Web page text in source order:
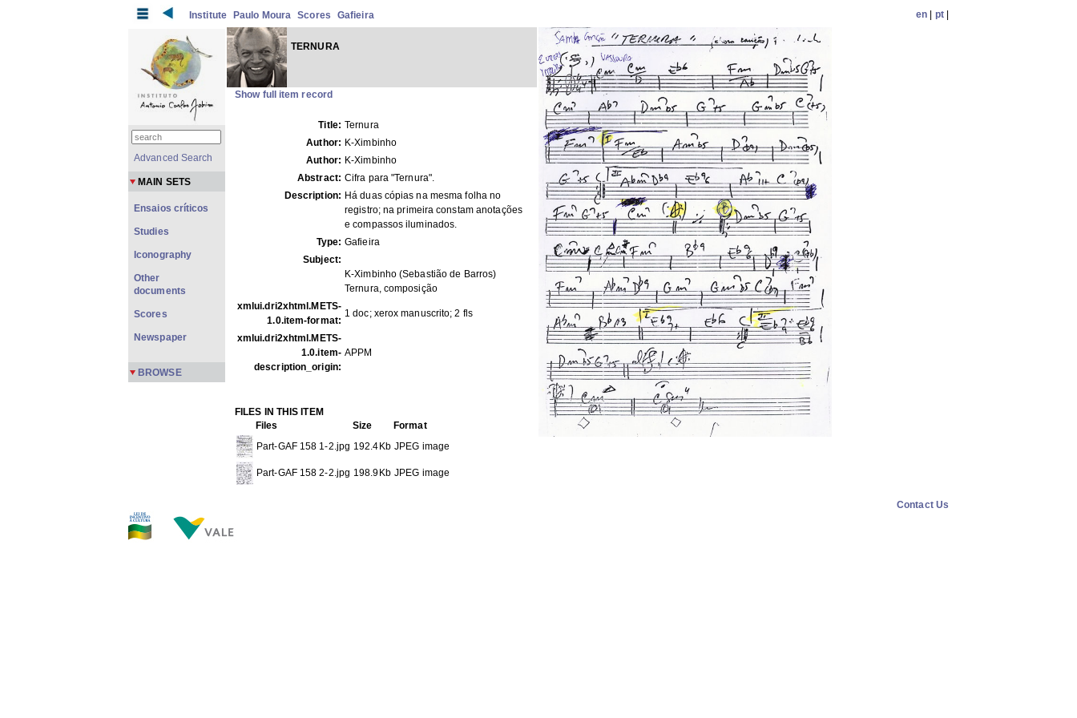
Institute Paulo Moura Scores Gafieira en pt|
TERNURA
Show full item record
Title: Ternura
Author: K-Ximbinho
Author: K-Ximbinho
Abstract: Cifra para "Ternura".
Description: Há duas cópias na mesma folha no
registro; na primeira constam anotações
e compassos iluminados.
Type: Gafieira
Subject:
K-Ximbinho (Sebastião de Barros)
Ternura, composição
xmlui.dri2xhtml.METS-
1.0.item-format:
1 doc; xerox manuscrito; 2 fls
xmlui.dri2xhtml.METS-
1.0.item-
description_origin:
APPM
FILES IN THIS ITEM
Files
Size
Format
Part-GAF 158 1-2.jpg 192.4Kb JPEG image
Part-GAF 158 2-2.jpg 198.9Kb JPEG image
Advanced Search
MAIN SETS
Ensaios críticos
Studies
Iconography
Other
documents
Scores
Newspaper
BROWSE
Contact Us